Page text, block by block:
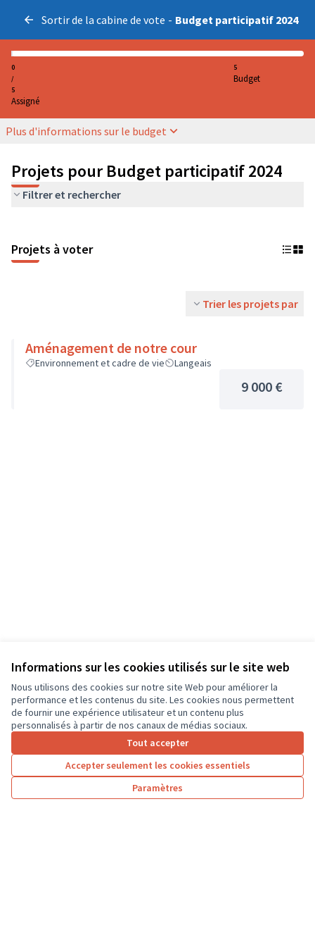
Informations sur les cookies utilisés sur le site web
Nous utilisons des cookies sur notre site Web pour améliorer la
performance et les contenus du site. Les cookies nous permettent
de fournir une expérience utilisateur et un contenu plus
personnalisés à partir de nos canaux de médias sociaux.
Tout accepter
Accepter seulement les cookies essentiels
Paramètres
Sortir de la cabine de vote - Budget participatif 2024
0
/
5
Assigné
5
Budget
Plus d'informations sur le budget
Projets pour Budget participatif 2024
Filtrer et rechercher
Projets à voter
Trier les projets par
Aménagement de notre cour
Environnement et cadre de vie Langeais
9 000 €